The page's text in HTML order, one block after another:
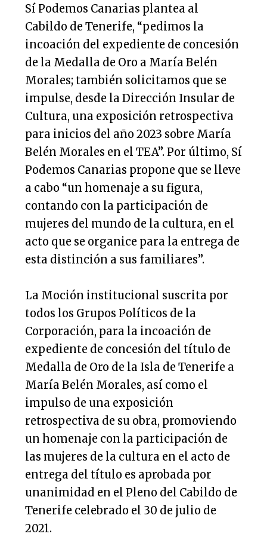
Sí Podemos Canarias plantea al
Cabildo de Tenerife, “pedimos la
incoación del expediente de concesión
de la Medalla de Oro a María Belén
Morales; también solicitamos que se
impulse, desde la Dirección Insular de
Cultura, una exposición retrospectiva
para inicios del año 2023 sobre María
Belén Morales en el TEA”. Por último, Sí
Podemos Canarias propone que se lleve
a cabo “un homenaje a su figura,
contando con la participación de
mujeres del mundo de la cultura, en el
acto que se organice para la entrega de
esta distinción a sus familiares”.
La Moción institucional suscrita por
todos los Grupos Políticos de la
Corporación, para la incoación de
expediente de concesión del título de
Medalla de Oro de la Isla de Tenerife a
María Belén Morales, así como el
impulso de una exposición
retrospectiva de su obra, promoviendo
un homenaje con la participación de
las mujeres de la cultura en el acto de
entrega del título es aprobada por
unanimidad en el Pleno del Cabildo de
Tenerife celebrado el 30 de julio de
2021.